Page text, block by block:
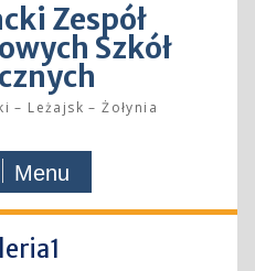
Zespół
Szkół
– Leżajsk – Żołynia
Menu